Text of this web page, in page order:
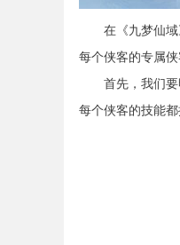
在《九梦仙域》
每个侠客的专属
首先，我们要明
每个侠客的技能都